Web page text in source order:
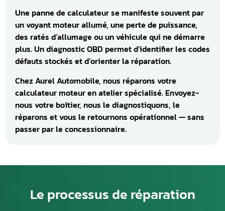
Une panne de calculateur se manifeste souvent par
un voyant moteur allumé, une perte de puissance,
des ratés d’allumage ou un véhicule qui ne démarre
plus. Un diagnostic OBD permet d’identifier les codes
défauts stockés et d’orienter la réparation.
Chez Aurel Automobile, nous réparons votre
calculateur moteur en atelier spécialisé. Envoyez-
nous votre boîtier, nous le diagnostiquons, le
réparons et vous le retournons opérationnel — sans
passer par le concessionnaire.
Le processus de réparation